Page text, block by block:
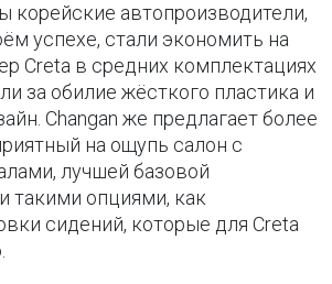
корейские автопроизводители,
успехе, стали экономить на
Creta в средних комплектациях
за обилие жёсткого пластика и
Changan же предлагает более
на ощупь салон с
лучшей базовой
такими опциями, как
сидений, которые для Creta